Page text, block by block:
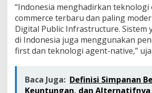
“Indonesia menghadirkan teknologi
commerce terbaru dan paling
Digital Public Infrastructure. Sistem
di Indonesia juga menggunakan
first dan teknologi agent-native,”
Baca Juga: Definisi Simpanan
Keuntungan, dan Alternatifnya